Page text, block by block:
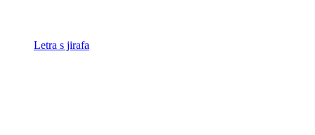
Letra s jirafa